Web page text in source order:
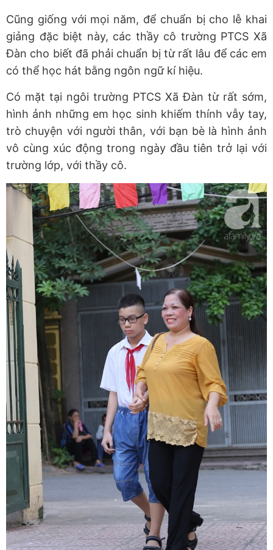
Cũng giống với mọi năm, để chuẩn bị cho lễ khai
giảng đặc biệt này, các thầy cô trường PTCS Xã
Đàn cho biết đã phải chuẩn bị từ rất lâu để các em
có thể học hát bằng ngôn ngữ kí hiệu.
Có mặt tại ngôi trường PTCS Xã Đàn từ rất sớm,
hình ảnh những em học sinh khiếm thính vẫy tay,
trò chuyện với người thân, với bạn bè là hình ảnh
vô cùng xúc động trong ngày đầu tiên trở lại với
trường lớp, với thầy cô.